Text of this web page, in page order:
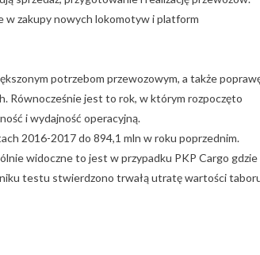
w zakupy nowych lokomotyw i platform
potrzebom przewozowym, a także
Równocześnie jest to rok, w którym rozpoczęto
i wydajność operacyjną.
2016-2017 do 894,1 mln w roku poprzednim.
widoczne to jest w przypadku PKP Cargo gdzie
testu stwierdzono trwałą utratę wartości